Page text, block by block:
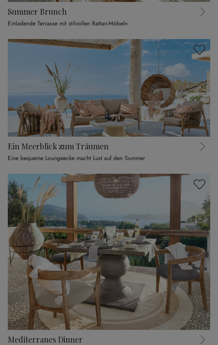
Summer Brunch
Einladende Terrasse mit stilvollen Rattan-Möbeln
Ein Meerblick zum Träumen
Eine bequeme Loungeecke macht Lust auf den Sommer
Mediterranes Dinner